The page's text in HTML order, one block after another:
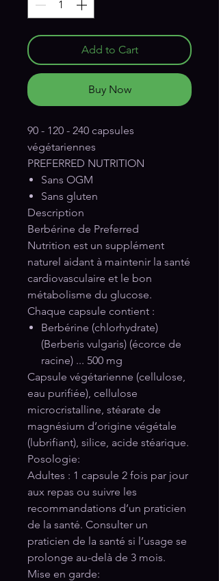
Add to Cart
Buy Now
90 - 120 - 240 capsules
végétariennes
PREFERRED NUTRITION
Sans OGM
Sans gluten
Description
Berbérine de Preferred
Nutrition est un supplément
naturel aidant à maintenir la santé
cardiovasculaire et le bon
métabolisme du glucose.
Chaque capsule contient :
Berbérine (chlorhydrate)
(Berberis vulgaris) (écorce de
racine) ... 500 mg
Capsule végétarienne (cellulose,
eau purifiée), cellulose
microcristalline, stéarate de
magnésium d’origine végétale
(lubrifiant), silice, acide stéarique.
Posologie:
Adultes : 1 capsule 2 fois par jour
aux repas ou suivre les
recommandations d’un praticien
de la santé. Consulter un
praticien de la santé si l’usage se
prolonge au-delà de 3 mois.
Mise en garde: